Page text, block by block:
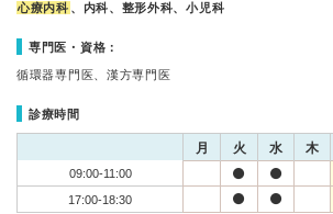
心療内科 、内科、整形外科、小児科
専門医・資格：
循環器専門医、漢方専門医
診療時間
月 火 水 木
09:00-11:00
17:00-18:30